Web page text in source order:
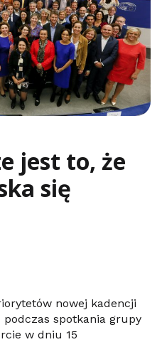
jest to, że
się
nowej kadencji
spotkania grupy
w dniu 15